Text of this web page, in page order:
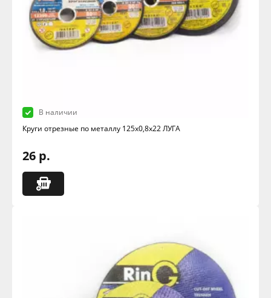
В наличии
Круги отрезные по металлу 125х0,8х22 ЛУГА
26 р.